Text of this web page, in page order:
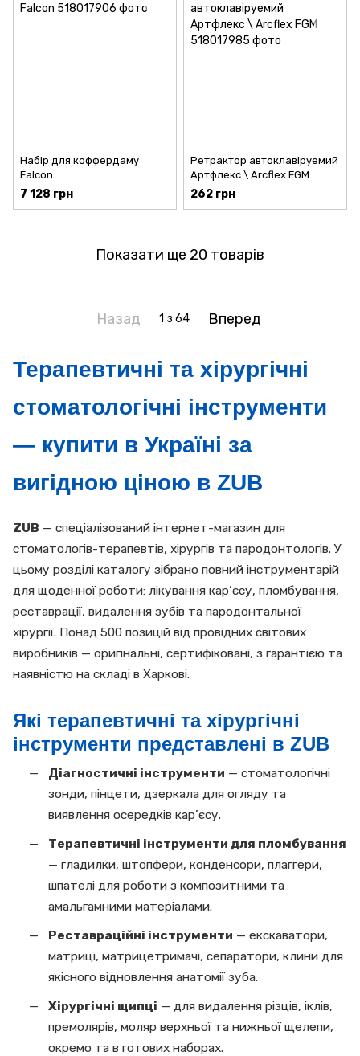
Набір для коффердаму
Falcon
7 128 грн
Ретрактор автоклавіруемий
Артфлекс \ Arcflex FGM
262 грн
Показати ще 20 товарів
Назад 1 з 64 Вперед
Терапевтичні та хірургічні
стоматологічні інструменти
— купити в Україні за
вигідною ціною в ZUB
ZUB — спеціалізований інтернет-магазин для
стоматологів-терапевтів, хірургів та пародонтологів. У
цьому розділі каталогу зібрано повний інструментарій
для щоденної роботи: лікування кар’єсу, пломбування,
реставрації, видалення зубів та пародонтальної
хірургії. Понад 500 позицій від провідних світових
виробників — оригінальні, сертифіковані, з гарантією та
наявністю на складі в Харкові.
Які терапевтичні та хірургічні
інструменти представлені в ZUB
Діагностичні інструменти — стоматологічні
зонди, пінцети, дзеркала для огляду та
виявлення осередків кар’єсу.
Терапевтичні інструменти для пломбування
— гладилки, штопфери, конденсори, плаггери,
шпателі для роботи з композитними та
амальгамними матеріалами.
Реставраційні інструменти — екскаватори,
матриці, матрицетримачі, сепаратори, клини для
якісного відновлення анатомії зуба.
Хірургічні щипці — для видалення різців, іклів,
премолярів, моляр верхньої та нижньої щелепи,
окремо та в готових наборах.